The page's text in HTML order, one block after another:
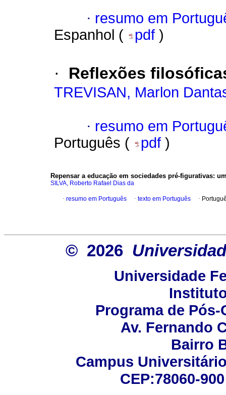
· resumo em
Espanhol (
pdf )
· Reflexões
TREVISAN, Marlon
· resumo em
Português (
pdf )
Repensar a educação em sociedades pré-figurativas:
SILVA, Roberto Rafael Dias da
· resumo em Português · texto em Português ·
© 2026
Universidade
Programa de
Av. Fernando
Bairro
Campus
CEP:78060-